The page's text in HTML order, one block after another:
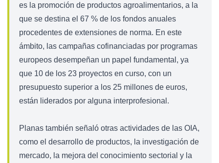
es la promoción de productos agroalimentarios, a la
que se destina el 67 % de los fondos anuales
procedentes de extensiones de norma. En este
ámbito, las campañas cofinanciadas por programas
europeos desempeñan un papel fundamental, ya
que 10 de los 23 proyectos en curso, con un
presupuesto superior a los 25 millones de euros,
están liderados por alguna interprofesional.
Planas también señaló otras actividades de las OIA,
como el desarrollo de productos, la investigación de
mercado, la mejora del conocimiento sectorial y la